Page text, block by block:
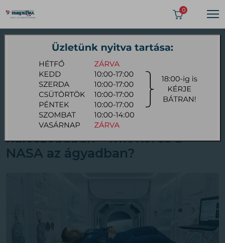
0
2026 JÚNIUS 12
Az űrtechnológia a
hálószobában – mit keres a
NASA az ágyadban?